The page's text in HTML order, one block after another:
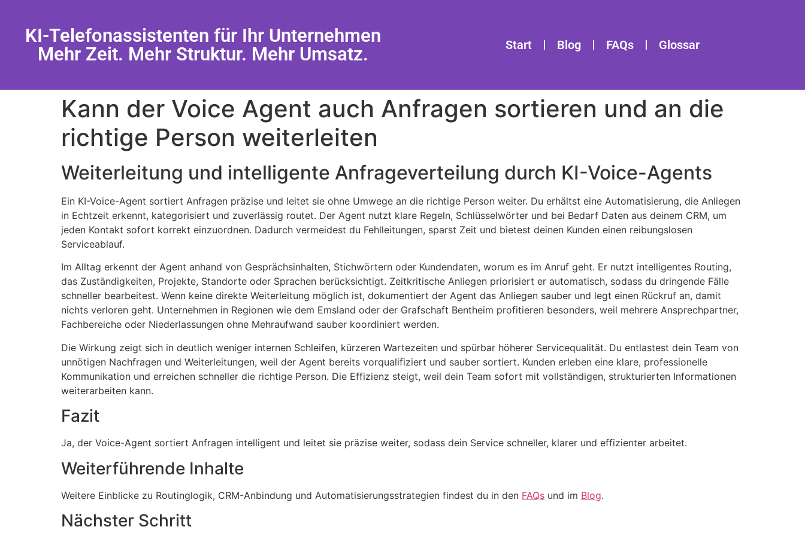
KI-Telefonassistenten für Ihr Unternehmen
Mehr Zeit. Mehr Struktur. Mehr Umsatz.
Start Blog FAQs Glossar
Kann der Voice Agent auch Anfragen sortieren und an die
richtige Person weiterleiten
Weiterleitung und intelligente Anfrageverteilung durch KI-Voice-Agents
Ein KI-Voice-Agent sortiert Anfragen präzise und leitet sie ohne Umwege an die richtige Person weiter. Du erhältst eine Automatisierung, die Anliegen
in Echtzeit erkennt, kategorisiert und zuverlässig routet. Der Agent nutzt klare Regeln, Schlüsselwörter und bei Bedarf Daten aus deinem CRM, um
jeden Kontakt sofort korrekt einzuordnen. Dadurch vermeidest du Fehlleitungen, sparst Zeit und bietest deinen Kunden einen reibungslosen
Serviceablauf.
Im Alltag erkennt der Agent anhand von Gesprächsinhalten, Stichwörtern oder Kundendaten, worum es im Anruf geht. Er nutzt intelligentes Routing,
das Zuständigkeiten, Projekte, Standorte oder Sprachen berücksichtigt. Zeitkritische Anliegen priorisiert er automatisch, sodass du dringende Fälle
schneller bearbeitest. Wenn keine direkte Weiterleitung möglich ist, dokumentiert der Agent das Anliegen sauber und legt einen Rückruf an, damit
nichts verloren geht. Unternehmen in Regionen wie dem Emsland oder der Grafschaft Bentheim profitieren besonders, weil mehrere Ansprechpartner,
Fachbereiche oder Niederlassungen ohne Mehraufwand sauber koordiniert werden.
Die Wirkung zeigt sich in deutlich weniger internen Schleifen, kürzeren Wartezeiten und spürbar höherer Servicequalität. Du entlastest dein Team von
unnötigen Nachfragen und Weiterleitungen, weil der Agent bereits vorqualifiziert und sauber sortiert. Kunden erleben eine klare, professionelle
Kommunikation und erreichen schneller die richtige Person. Die Effizienz steigt, weil dein Team sofort mit vollständigen, strukturierten Informationen
weiterarbeiten kann.
Fazit
Ja, der Voice-Agent sortiert Anfragen intelligent und leitet sie präzise weiter, sodass dein Service schneller, klarer und effizienter arbeitet.
Weiterführende Inhalte
Weitere Einblicke zu Routinglogik, CRM-Anbindung und Automatisierungsstrategien findest du in den FAQs und im Blog.
Nächster Schritt